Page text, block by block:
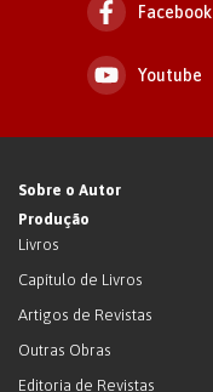
Facebook
Youtube
Sobre o Autor
Produção
Livros
Capítulo de Livros
Artigos de Revistas
Outras Obras
Editoria de Revistas